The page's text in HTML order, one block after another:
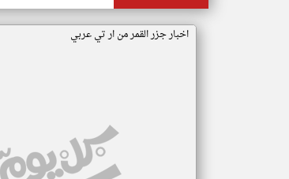
اخبار جزر القمر من ار تي عربي